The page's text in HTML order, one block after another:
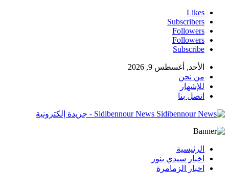
Likes
Subscribers
Followers
Followers
Subscribe
الأحد, أغسطس 9, 2026
من نحن
للإشهار
اتصل بنا
Sidibennour News - جريدة إلكترونية
الرئيسية
اخبار سيدي بنور
اخبار الزمامرة